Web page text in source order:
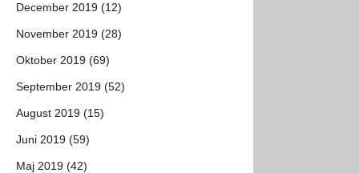
December 2019 (12)
November 2019 (28)
Oktober 2019 (69)
September 2019 (52)
August 2019 (15)
Juni 2019 (59)
Maj 2019 (42)